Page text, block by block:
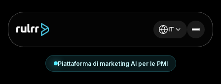
IT
Piattaforma di marketing AI per le PMI